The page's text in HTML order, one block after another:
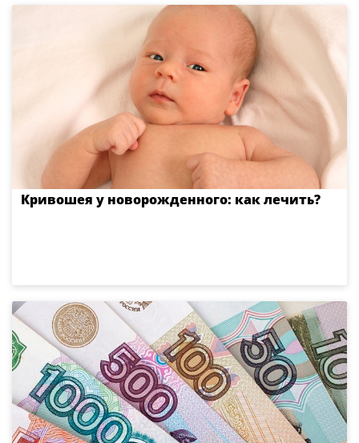
Кривошея у новорожденного: как лечить?